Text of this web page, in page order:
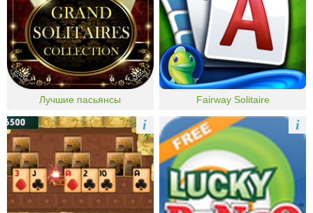
Лучшие пасьянсы Fairway Solitaire
i i